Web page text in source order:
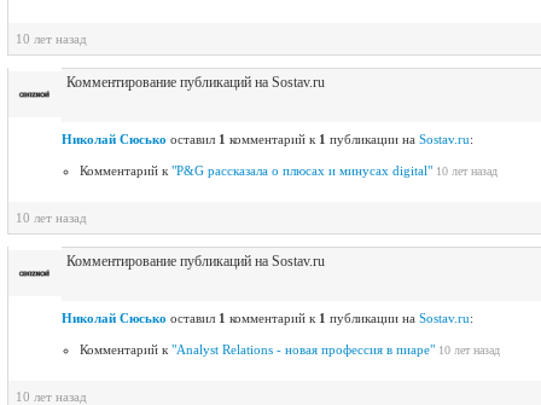
10 лет назад
Комментирование публикаций на Sostav.ru
Николай Сюсько оставил 1 комментарий к 1 публикации на Sostav.ru:
Комментарий к "P&G рассказала о плюсах и минусах digital" 10 лет назад
10 лет назад
Комментирование публикаций на Sostav.ru
Николай Сюсько оставил 1 комментарий к 1 публикации на Sostav.ru:
Комментарий к "Analyst Relations - новая профессия в пиаре" 10 лет назад
10 лет назад